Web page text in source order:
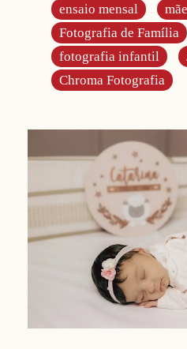
ensaio mensal
Fotografia de Família
fotografia infantil
Chroma Fotografia